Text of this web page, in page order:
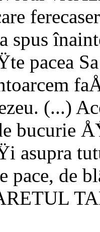
spus
pacea
(...)
bucurie
asupra
pace, de